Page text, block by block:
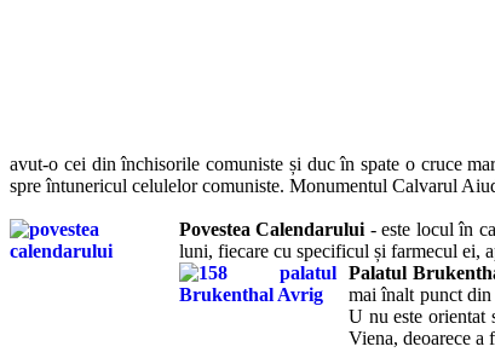
avut-o cei din închisorile comuniste și duc în spate o cruce
spre întunericul celulelor comuniste. Monumentul Calvarul
Povestea Calendarului - este locul în
luni, fiecare cu specificul și farmecul ei,
Palatul
mai înalt punct
U nu este orientat
Viena, deoarece a